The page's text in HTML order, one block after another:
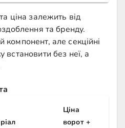
ціна залежить від
та бренду.
але секційні
без неї, а
Ціна
ворот +